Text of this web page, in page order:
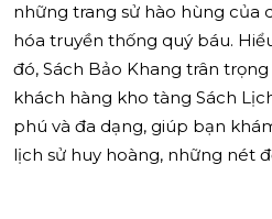
những trang sử hào hùng của
hóa truyền thống quý báu.
đó, Sách Bảo Khang trân
khách hàng kho tàng Sách
phú và đa dạng, giúp bạn
lịch sử huy hoàng, những nét